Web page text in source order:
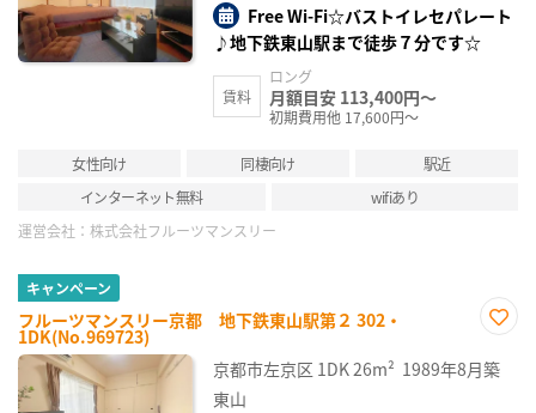
Free Wi-Fi☆バストイレセパレート
♪地下鉄東山駅まで徒歩７分です☆
賃料
ロング
月額目安 113,400円～
初期費用他 17,600円～
女性向け 同棲向け
駅近
インターネット無料
wifiあり
運営会社： 株式会社フルーツマンスリー
キャンペーン
フルーツマンスリー京都 地下鉄東山駅第２ 302・
1DK(No.969723)
に入
り登
京都市左京区 1DK26m² 1989年8月築
東山